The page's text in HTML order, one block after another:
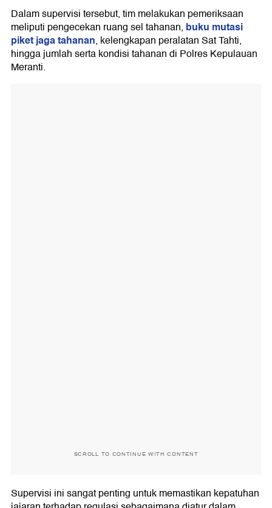
Dalam supervisi tersebut, tim melakukan pemeriksaan
meliputi pengecekan ruang sel tahanan, buku mutasi
piket jaga tahanan, kelengkapan peralatan Sat Tahti,
hingga jumlah serta kondisi tahanan di Polres Kepulauan
Meranti.
SCROLL TO CONTINUE WITH CONTENT
Supervisi ini sangat penting untuk memastikan kepatuhan